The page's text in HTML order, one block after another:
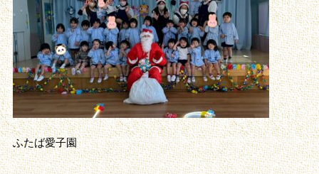
ふたば愛子園